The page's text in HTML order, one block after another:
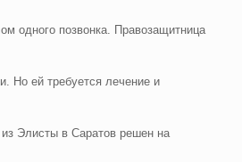
одного позвонка. Правозащитница
Но ей требуется лечение и
из Элисты в Саратов решен на